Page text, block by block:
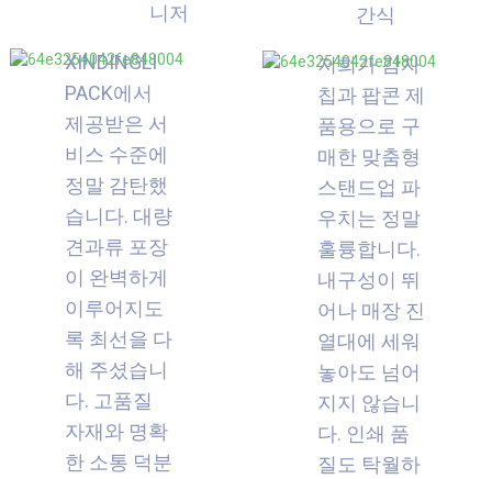
니저
XINDINGLI
PACK에서
제공받은 서
비스 수준에
정말 감탄했
습니다. 대량
견과류 포장
이 완벽하게
이루어지도
록 최선을 다
해 주셨습니
다. 고품질
자재와 명확
한 소통 덕분
간식
저희가 감자
칩과 팝콘 제
품용으로 구
매한 맞춤형
스탠드업 파
우치는 정말
훌륭합니다.
내구성이 뛰
어나 매장 진
열대에 세워
놓아도 넘어
지지 않습니
다. 인쇄 품
질도 탁월하